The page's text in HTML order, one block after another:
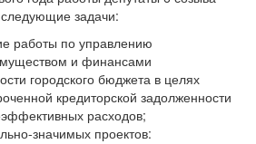
задачи:
работы по управлению
и финансами
городского бюджета в целях
кредиторской задолженности
расходов;
значимых проектов: